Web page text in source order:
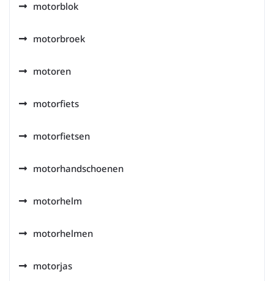
motorblok
motorbroek
motoren
motorfiets
motorfietsen
motorhandschoenen
motorhelm
motorhelmen
motorjas